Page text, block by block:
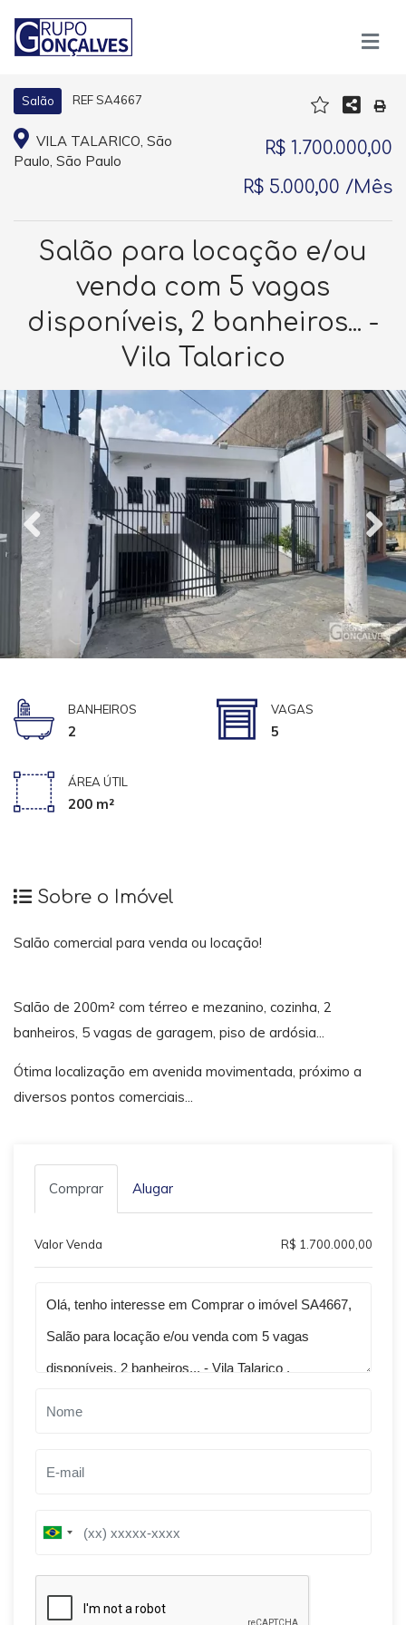
Salão REF SA4667
VILA TALARICO, São
Paulo, São Paulo
R$ 1.700.000,00
R$ 5.000,00 /Mês
Salão para locação e/ou
venda com 5 vagas
disponíveis, 2 banheiros... -
Vila Talarico
BANHEIROS
2
VAGAS
5
ÁREA ÚTIL
200 m²
Sobre o Imóvel
Salão comercial para venda ou locação!
Salão de 200m² com térreo e mezanino, cozinha, 2
banheiros, 5 vagas de garagem, piso de ardósia...
Ótima localização em avenida movimentada, próximo a
diversos pontos comerciais...
Comprar Alugar
Valor Venda R$ 1.700.000,00
B
i
l